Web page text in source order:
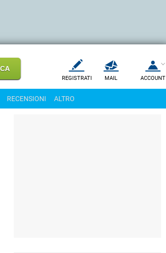
REGISTRATI MAIL ACCOUNT
RECENSIONI ALTRO